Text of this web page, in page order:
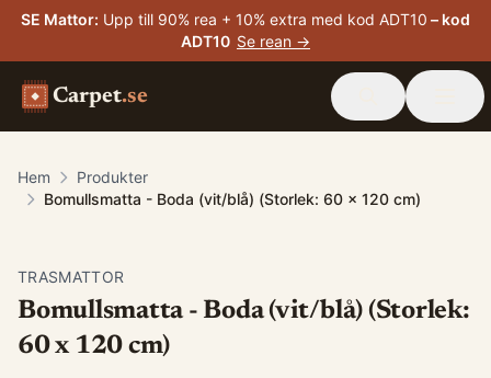
SE Mattor: Upp till 90% rea + 10% extra med kod ADT10 – kod
ADT10 Se rean →
Carpet.se
Hem
Produkter
Bomullsmatta - Boda (vit/blå) (Storlek: 60 x 120 cm)
TRASMATTOR
Bomullsmatta - Boda (vit/blå) (Storlek:
60 x 120 cm)